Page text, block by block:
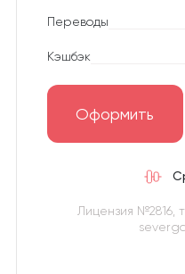
Переводы
Кэшбэк
Оформить
Лицензия №2816,